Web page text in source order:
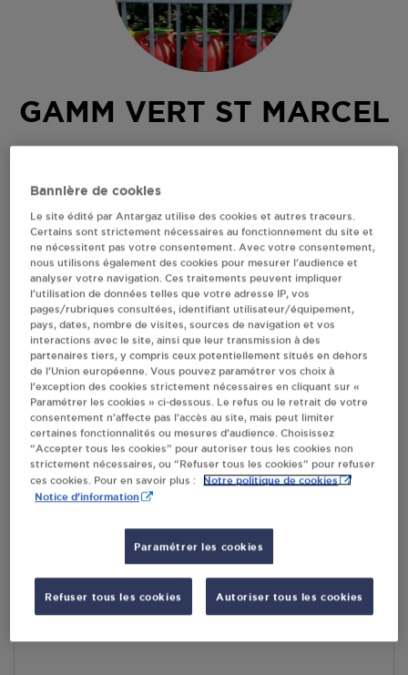
GAMM VERT ST MARCEL
S'Y RENDRE
AFFICHER LE TÉLÉPHONE
RECEVOIR LES COORDONNÉES DU REVENDEUR
En cliquant sur « S’y rendre », j’autorise le traitement
d’informations (dont mon adresse IP) et leur transfert hors UE
par Google Maps afin d’afficher la carte.
En savoir plus
Accès
Bannière de cookies
Le site édité par Antargaz utilise des cookies et autres traceurs.
Certains sont strictement nécessaires au fonctionnement du site et
ne nécessitent pas votre consentement. Avec votre consentement,
nous utilisons également des cookies pour mesurer l’audience et
analyser votre navigation. Ces traitements peuvent impliquer
l’utilisation de données telles que votre adresse IP, vos
pages/rubriques consultées, identifiant utilisateur/équipement,
pays, dates, nombre de visites, sources de navigation et vos
interactions avec le site, ainsi que leur transmission à des
partenaires tiers, y compris ceux potentiellement situés en dehors
de l’Union européenne. Vous pouvez paramétrer vos choix à
l’exception des cookies strictement nécessaires en cliquant sur «
Paramétrer les cookies » ci-dessous. Le refus ou le retrait de votre
consentement n’affecte pas l’accès au site, mais peut limiter
certaines fonctionnalités ou mesures d’audience. Choisissez
“Accepter tous les cookies” pour autoriser tous les cookies non
strictement nécessaires, ou “Refuser tous les cookies” pour refuser
ces cookies. Pour en savoir plus :
Notre politique de cookies
Notice d'information
Paramétrer les cookies
Refuser tous les cookies Autoriser tous les cookies